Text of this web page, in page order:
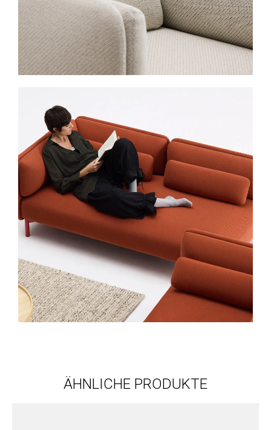
ÄHNLICHE PRODUKTE